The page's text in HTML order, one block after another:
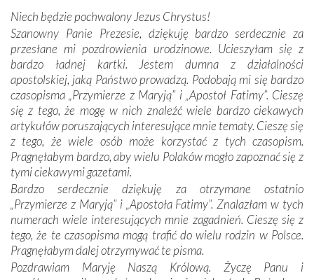
mieliśmy okazję przekonać się, że Maryja swoją opieką
otacza nie tylko nasz naród, lecz wszystkie nacje, które
się Jej ufnie oddają, a także każdą osobę, która zawierza
Jej siebie oraz swych bliskich.
Dzieje Portugalii to również historia wierności Bogu i
odstępstw, także w życiu władców. Trudne momenty w
wymiarze tak osobistym, jak i zbiorowym, przypominają o
konieczności ciągłego zabiegania o własną duszę i o łaskę
Opatrzności. Wierność przynosi pomyślność –
przynajmniej w życiu duchowym. Odstępstwo owocuje
nieszczęściem i śmiercią. Te uniwersalne prawdy
przychodziły na myśl, gdy słuchaliśmy opowieści
przewodników o portugalskich monarchach i wodzach,
zwycięskich bitwach i nieszczęśliwych losach grzesznych
kochanków.
Byli tym razem pośród Apostołów Fatimy reprezentanci
Niech będzie pochwalony Jezus Chrystus!
Szanowny Panie Prezesie, dziękuję bardzo serdecznie za
przesłane mi pozdrowienia urodzinowe. Ucieszyłam się z
bardzo ładnej kartki. Jestem dumna z działalności
apostolskiej, jaką Państwo prowadzą. Podobają mi się bardzo
czasopisma „Przymierze z Maryją” i „Apostoł Fatimy”. Cieszę
się z tego, że mogę w nich znaleźć wiele bardzo ciekawych
artykułów poruszających interesujące mnie tematy. Cieszę się
z tego, że wiele osób może korzystać z tych czasopism.
Pragnęłabym bardzo, aby wielu Polaków mogło zapoznać się z
tymi ciekawymi gazetami.
Bardzo serdecznie dziękuję za otrzymane ostatnio
„Przymierze z Maryją” i „Apostoła Fatimy”. Znalazłam w tych
numerach wiele interesujących mnie zagadnień. Cieszę się z
tego, że te czasopisma mogą trafić do wielu rodzin w Polsce.
Pragnęłabym dalej otrzymywać te pisma.
Pozdrawiam Maryję Naszą Królową. Życzę Panu i